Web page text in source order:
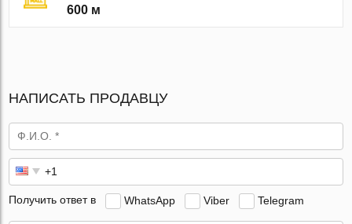
600 м
НАПИСАТЬ ПРОДАВЦУ
Получить ответ в WhatsApp Viber Telegram